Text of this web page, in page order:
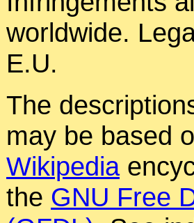
worldwide.
E.U.
The
may be based
Wikipedia
the GNU Free